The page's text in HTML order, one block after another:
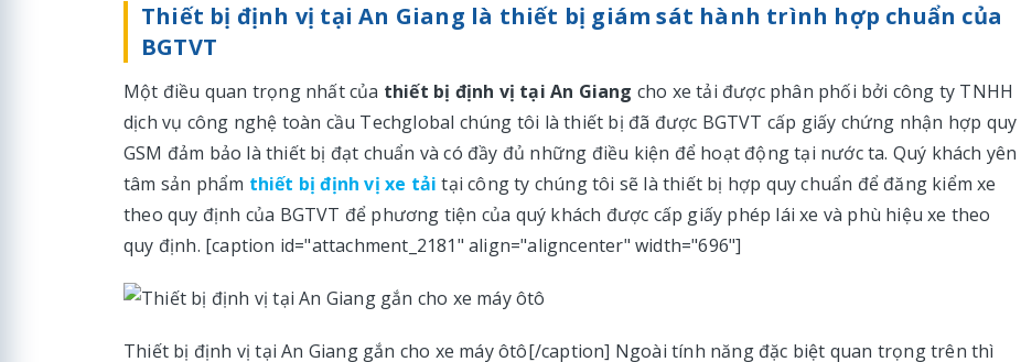
Thiết bị định vị tại An Giang là thiết bị giám sát hành trình hợp chuẩn của
BGTVT
Một điều quan trọng nhất của thiết bị định vị tại An Giang cho xe tải được phân phối bởi công ty TNHH
dịch vụ công nghệ toàn cầu Techglobal chúng tôi là thiết bị đã được BGTVT cấp giấy chứng nhận hợp quy
GSM đảm bảo là thiết bị đạt chuẩn và có đầy đủ những điều kiện để hoạt động tại nước ta. Quý khách yên
tâm sản phẩm thiết bị định vị xe tải tại công ty chúng tôi sẽ là thiết bị hợp quy chuẩn để đăng kiểm xe
theo quy định của BGTVT để phương tiện của quý khách được cấp giấy phép lái xe và phù hiệu xe theo
quy định. [caption id="attachment_2181" align="aligncenter" width="696"]
Thiết bị định vị tại An Giang gắn cho xe máy ôtô[/caption] Ngoài tính năng đặc biệt quan trọng trên thì